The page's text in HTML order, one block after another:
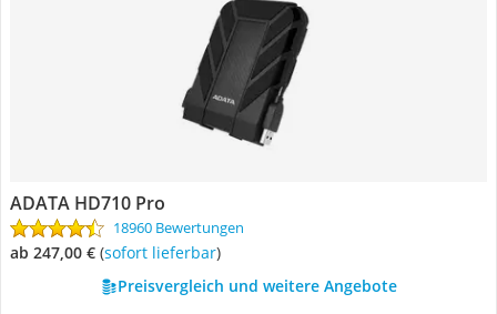
ADATA HD710 Pro
18960 Bewertungen
ab 247,00 € ( Sofort lieferbar)
Preisvergleich und weitere Angebote